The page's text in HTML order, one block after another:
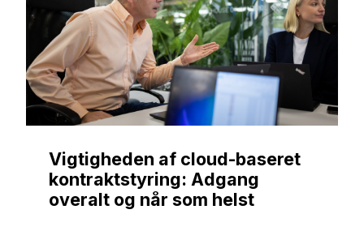
Vigtigheden af cloud-baseret
kontraktstyring: Adgang
overalt og når som helst